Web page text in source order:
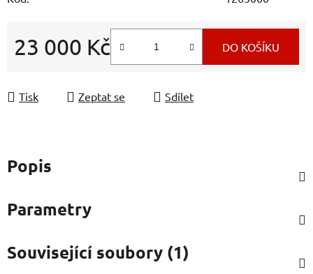
23 000 Kč DO KOŠÍKU
Tisk Zeptat se Sdílet
Popis
Parametry
Související soubory (1)